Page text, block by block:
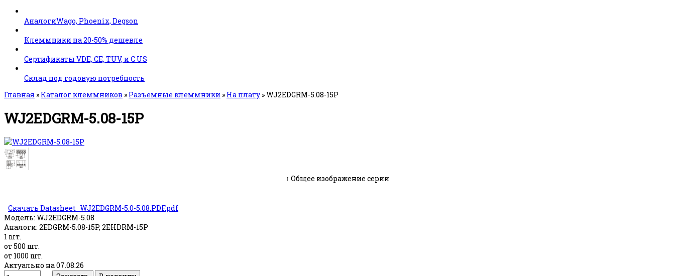
АналогиWago, Phoenix, Degson
Клеммники на 20-50% дешевле
Сертификаты VDE, CE, TUV, и C US
Склад под годовую потребность
Главная » Каталог клеммников » Разъемные клеммники » На плату »WJ2EDGRM-5.08-15P
WJ2EDGRM-5.08-15P
↑ Общее изображение серии
Скачать Datasheet_WJ2EDGRM-5.0-5.08.PDF.pdf
Модель: WJ2EDGRM-5.08
Аналоги: 2EDGRM-5.08-15P, 2EHDRM-15P
1 шт.
от 500 шт.
от 1000 шт.
Актуально на 07.08.26